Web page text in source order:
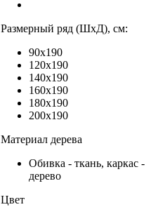
Размерный ряд (ШхД), см:
90x190
120x190
140x190
160x190
180x190
200x190
Материал дерева
Обивка - ткань, каркас -
дерево
Цвет